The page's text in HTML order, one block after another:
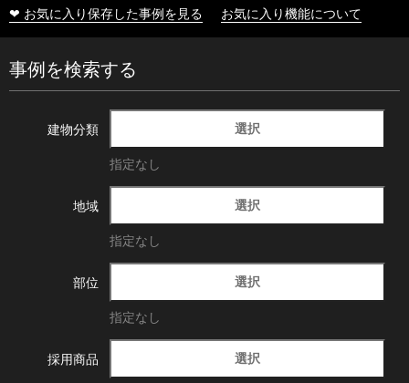
❤ お気に入り保存した事例を見る お気に入り機能について
事例を検索する
建物分類 選択
指定なし
地域 選択
指定なし
部位 選択
指定なし
採用商品 選択